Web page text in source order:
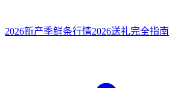
2026新产季鲜条行情2026送礼完全指南